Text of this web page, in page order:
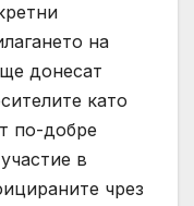
на
донесат
като
по-добре
в
чрез